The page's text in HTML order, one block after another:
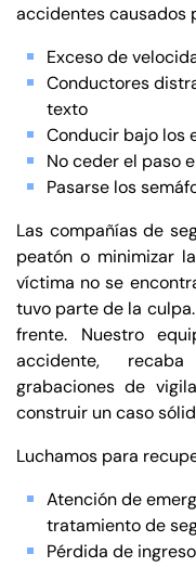
accidentes causados
Exceso de
Conductores
texto
Conducir bajo los
No ceder el paso
Pasarse los
Las compañías de
peatón o minimizar
víctima no se
tuvo parte de la
frente. Nuestro
accidente,
grabaciones de
construir un caso
Luchamos para
Atención de
tratamiento de
Pérdida de